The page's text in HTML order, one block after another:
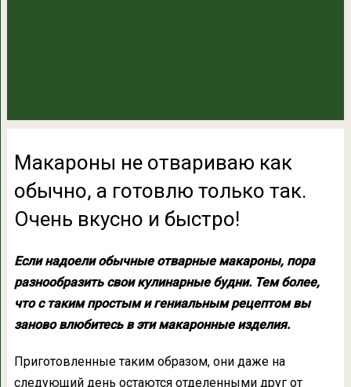
Макароны не отвариваю как
обычно, а готовлю только так.
Очень вкусно и быстро!
Если надоели обычные отварные макароны, пора
разнообразить свои кулинарные будни. Тем более,
что с таким простым и гениальным рецептом вы
заново влюбитесь в эти макаронные изделия.
Приготовленные таким образом, они даже на
следующий день остаются отделенными друг от